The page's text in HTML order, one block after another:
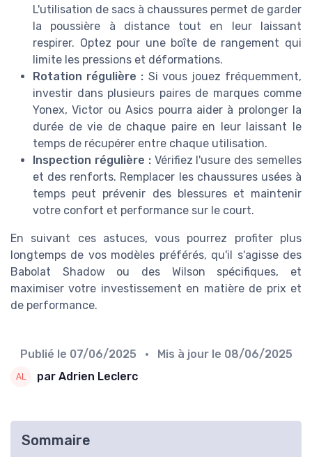
L'utilisation de sacs à chaussures permet de garder
la poussière à distance tout en leur laissant
respirer. Optez pour une boîte de rangement qui
limite les pressions et déformations.
Rotation régulière : Si vous jouez fréquemment,
investir dans plusieurs paires de marques comme
Yonex, Victor ou Asics pourra aider à prolonger la
durée de vie de chaque paire en leur laissant le
temps de récupérer entre chaque utilisation.
Inspection régulière :Vérifiez l'usure des semelles
et des renforts. Remplacer les chaussures usées à
temps peut prévenir des blessures et maintenir
votre confort et performance sur le court.
En suivant ces astuces, vous pourrez profiter plus
longtemps de vos modèles préférés, qu'il s'agisse des
Babolat Shadow ou des Wilson spécifiques, et
maximiser votre investissement en matière de prix et
de performance.
Publié le 07/06/2025 • Mis à jour le 08/06/2025
par Adrien Leclerc
Sommaire